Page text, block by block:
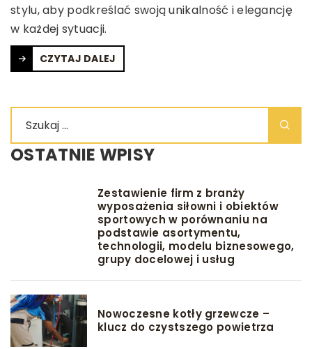
stylu, aby podkreślać swoją unikalność i elegancję
w każdej sytuacji.
CZYTAJ DALEJ
OSTATNIE WPISY
Zestawienie firm z branży
wyposażenia siłowni i obiektów
sportowych w porównaniu na
podstawie asortymentu,
technologii, modelu biznesowego,
grupy docelowej i usług
Nowoczesne kotły grzewcze –
klucz do czystszego powietrza